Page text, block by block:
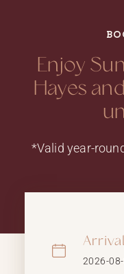
Enjoy
Hayes
*Valid year-
Arrival